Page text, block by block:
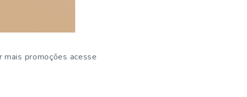
promoções acesse